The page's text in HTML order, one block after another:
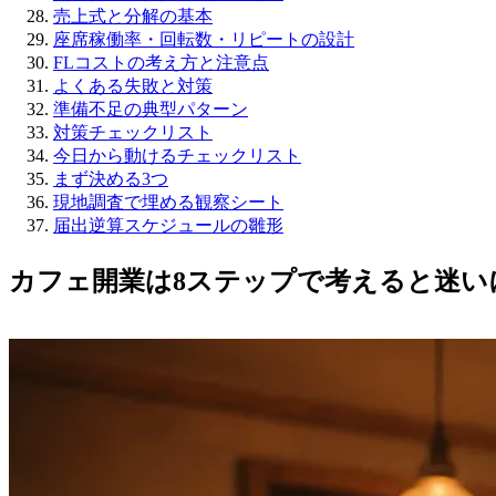
売上式と分解の基本
座席稼働率・回転数・リピートの設計
FLコストの考え方と注意点
よくある失敗と対策
準備不足の典型パターン
対策チェックリスト
今日から動けるチェックリスト
まず決める3つ
現地調査で埋める観察シート
届出逆算スケジュールの雛形
カフェ開業は8ステップで考えると迷